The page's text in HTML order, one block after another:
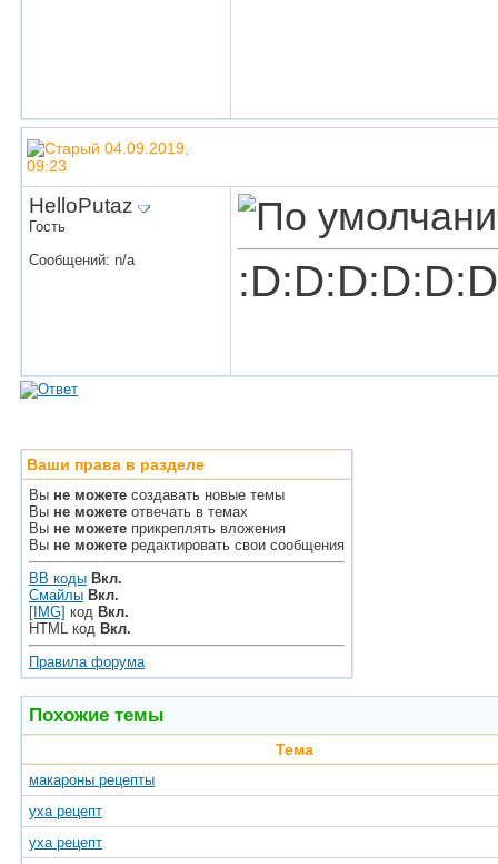
04.09.2019,
09:23
HelloPutaz
Гость
Сообщений: n/a
Ваши права в разделе
Вы не можете создавать новые темы
Вы не можете отвечать в темах
Вы не можете прикреплять вложения
Вы не можете редактировать свои сообщения
BB коды Вкл.
Смайлы Вкл.
[IMG] код Вкл.
HTML код Вкл.
Правила форума
Похожие темы
Тема
макароны рецепты
уха рецепт
уха рецепт